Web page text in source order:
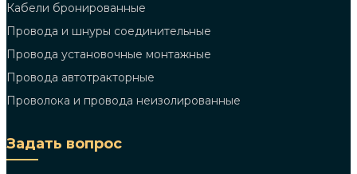
Кабели бронированные
Провода и шнуры соединительные
Провода установочные монтажные
Провода автотракторные
Проволока и провода неизолированные
Задать вопрос